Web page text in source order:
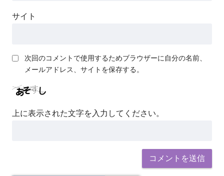
サイト
次回のコメントで使用するためブラウザーに自分の名前、
メールアドレス、サイトを保存する。
上に表示された文字を入力してください。